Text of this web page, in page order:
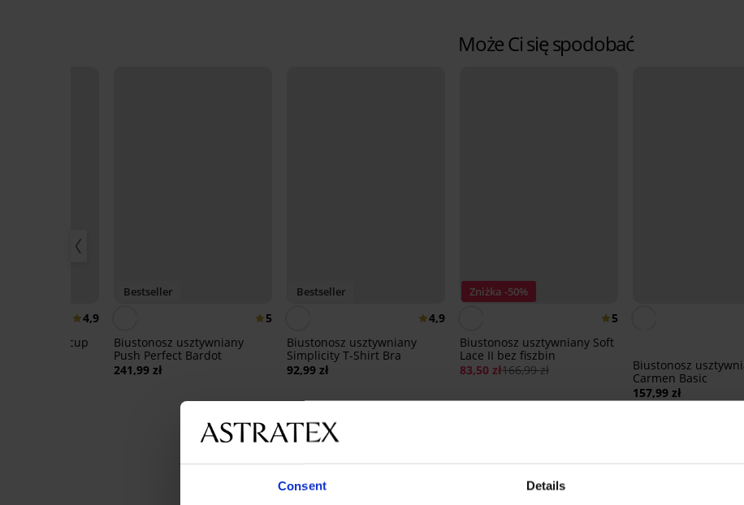
Consent Details
Może Ci się spodobać
4,9
Flexicup
Bestseller
5
Biustonosz usztywniany
Push Perfect Bardot
241,99 zł
Bestseller
4,9
Biustonosz usztywniany
Simplicity T-Shirt Bra
92,99 zł
Zniżka -50%
5
Biustonosz usztywniany Soft
Lace II bez fiszbin
83,50 zł166,99 zł
Biustonosz
Carmen Basic
157,99 zł
OCENA PRODUKTU Tanga Mona